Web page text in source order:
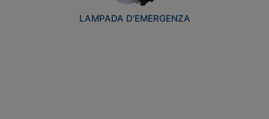
LAMPADA D’EMERGENZA